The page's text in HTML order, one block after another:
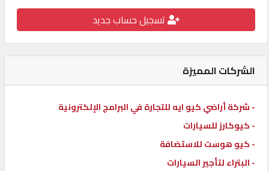
كيو
الدليل
القطري
POWERED
QHOST
تسجيل حساب جديد
الشركات المميزة
- شركة أراضي كيو ايه للتجارة في البرامج الإلكترونية
- كيوكارز للسيارات
- كيو هوست للاستضافة
- البتراء لتأجير السيارات